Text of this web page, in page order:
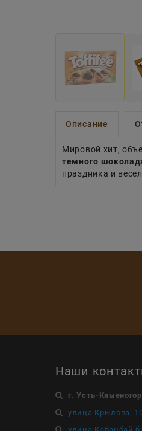
Описание
Мировой хит,
темного
праздника и
Наши
г. Усть-
улица Крылова,